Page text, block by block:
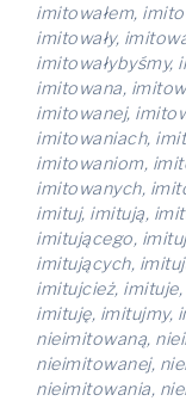
imitowałem,
imitowały,
imitowałybyśmy,
imitowana,
imitowanej,
imitowaniach,
imitowaniom,
imitowanych,
imituj, imitują,
imitującego,
imitujących,
imitujcież,
imituję, imitujmy,
nieimitowaną,
nieimitowanej,
nieimitowania,